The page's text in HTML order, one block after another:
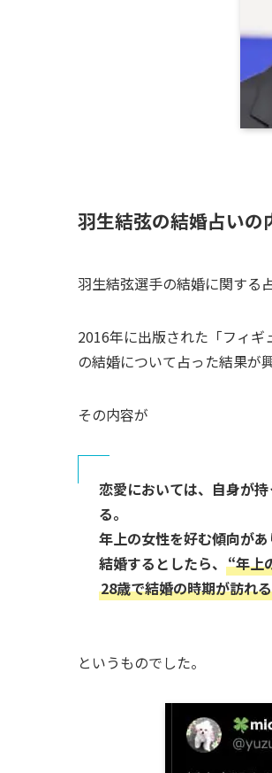
羽生結弦の結婚占いの
羽生結弦選手の結婚に関する
2016年に出版された「フィ
の結婚について占った結果が
その内容が
恋愛においては、自身が
る。
年上の女性を好む傾向が
結婚するとしたら、 “年上
28歳で結婚の時期が訪れる
というものでした。